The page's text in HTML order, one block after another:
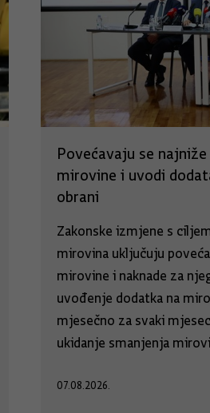
Povećavaju se
mirovine i uvodi
obrani
Zakonske izmjene s
mirovina uključuju
mirovine i naknade za
uvođenje dodatka na
mjesečno za svaki
ukidanje smanjenja
07.08.2026.